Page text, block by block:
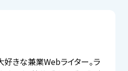
好きな兼業Webライター。ラ